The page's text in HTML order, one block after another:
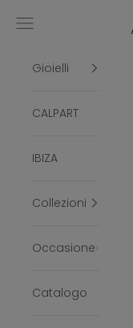
Menù
Gioielli
CALPART
IBIZA
Collezioni
Occasione
Catalogo